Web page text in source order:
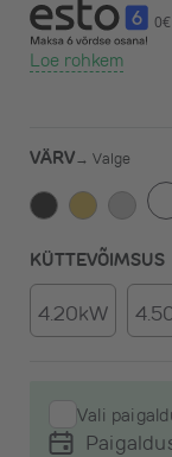
Loe rohkem
VÄRV→ Valge
4.20kW
Vali